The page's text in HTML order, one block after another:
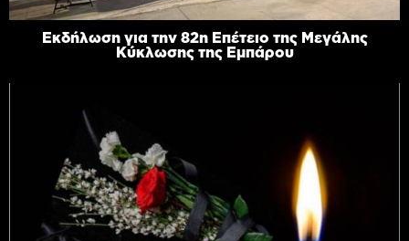
Εκδήλωση για την 82η Επέτειο της Μεγάλης
Κύκλωσης της Εμπάρου